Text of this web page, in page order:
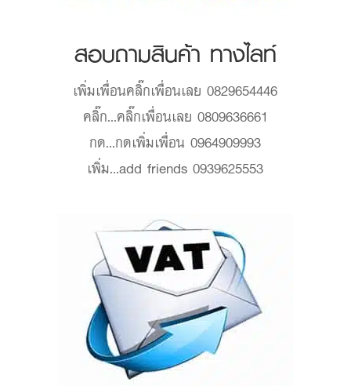
สอบถามสินค้า ทางไลท์
เพิ่มเพื่อนคลิ๊กเพื่อนเลย 0829654446
คลิ๊ก...คลิ๊กเพื่อนเลย 0809636661
กด...กดเพิ่มเพื่อน 0964909993
เพิ่ม...add friends 0939625553